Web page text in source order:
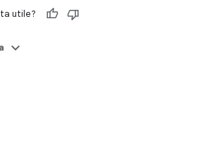
utile?